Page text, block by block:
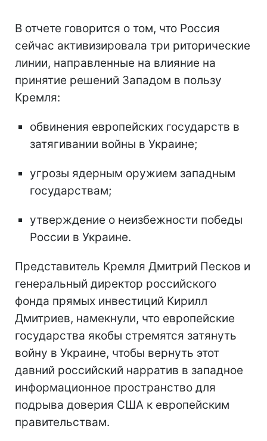
В отчете говорится о том, что Россия
сейчас активизировала три риторические
линии, направленные на влияние на
принятие решений Западом в пользу
Кремля:
обвинения европейских государств в
затягивании войны в Украине;
угрозы ядерным оружием западным
государствам;
утверждение о неизбежности победы
России в Украине.
Представитель Кремля Дмитрий Песков и
генеральный директор российского
фонда прямых инвестиций Кирилл
Дмитриев, намекнули, что европейские
государства якобы стремятся затянуть
войну в Украине, чтобы вернуть этот
давний российский нарратив в западное
информационное пространство для
подрыва доверия США к европейским
правительствам.